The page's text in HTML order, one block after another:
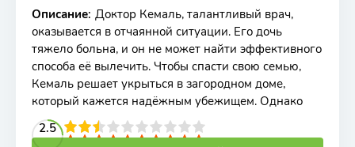
Описание: Доктор Кемаль, талантливый врач,
оказывается в отчаянной ситуации. Его дочь
тяжело больна, и он не может найти эффективного
способа её вылечить. Чтобы спасти свою семью,
Кемаль решает укрыться в загородном доме,
который кажется надёжным убежищем. Однако
2.5
4 5 6 7 8 9 10